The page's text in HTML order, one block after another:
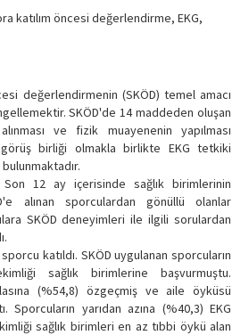
katılım öncesi değerlendirme, EKG,
değerlendirmenin (SKÖD) temel amacı
SKÖD'de 14 maddeden oluşan
ve fizik muayenenin yapılması
görüş birliği olmakla birlikte EKG tetkiki
Son 12 ay içerisinde sağlık birimlerinin
alınan sporculardan gönüllü olanlar
SKÖD deneyimleri ile ilgili sorulardan
sporcu katıldı. SKÖD uygulanan sporcuların
sağlık birimlerine başvurmuştu.
(%54,8) özgeçmiş ve aile öyküsü
Sporcuların yarıdan azına (%40,3) EKG
sağlık birimleri en az tıbbi öykü alan